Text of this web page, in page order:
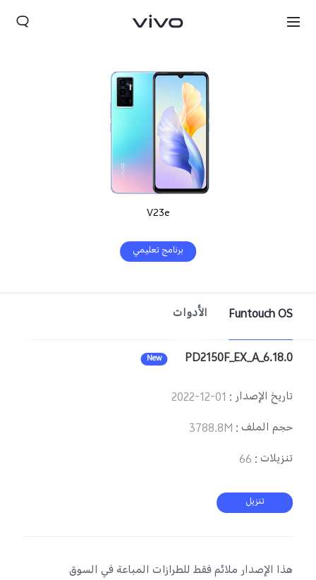
V23e
برنامج تعليمي
Funtouch OS الأدوات
PD2150F_EX_A_6.18.0
New
تاريخ الإصدار:
2022-12-01
حجم الملف :
3788.8M
تنزيلات:
66
تنزيل
هذا الإصدار ملائم فقط للطرازات المباعة في السوق